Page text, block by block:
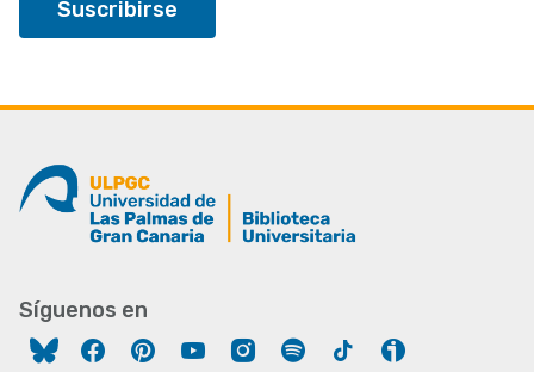
Síguenos en
FacebookPinterestYouTubeInstagram
Spotify Tiktok